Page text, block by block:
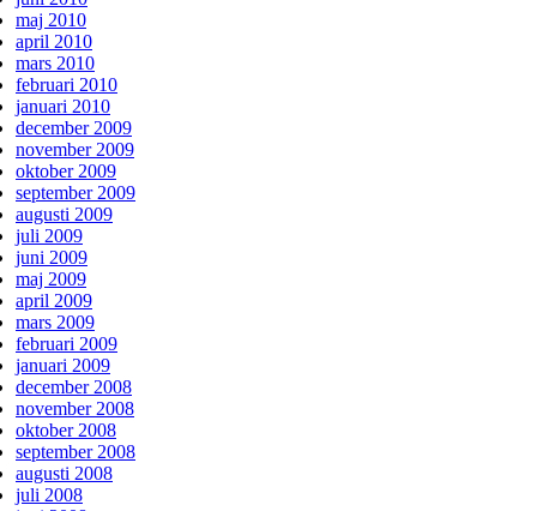
maj 2010
april 2010
mars 2010
februari 2010
januari 2010
december 2009
november 2009
oktober 2009
september 2009
augusti 2009
juli 2009
juni 2009
maj 2009
april 2009
mars 2009
februari 2009
januari 2009
december 2008
november 2008
oktober 2008
september 2008
augusti 2008
juli 2008